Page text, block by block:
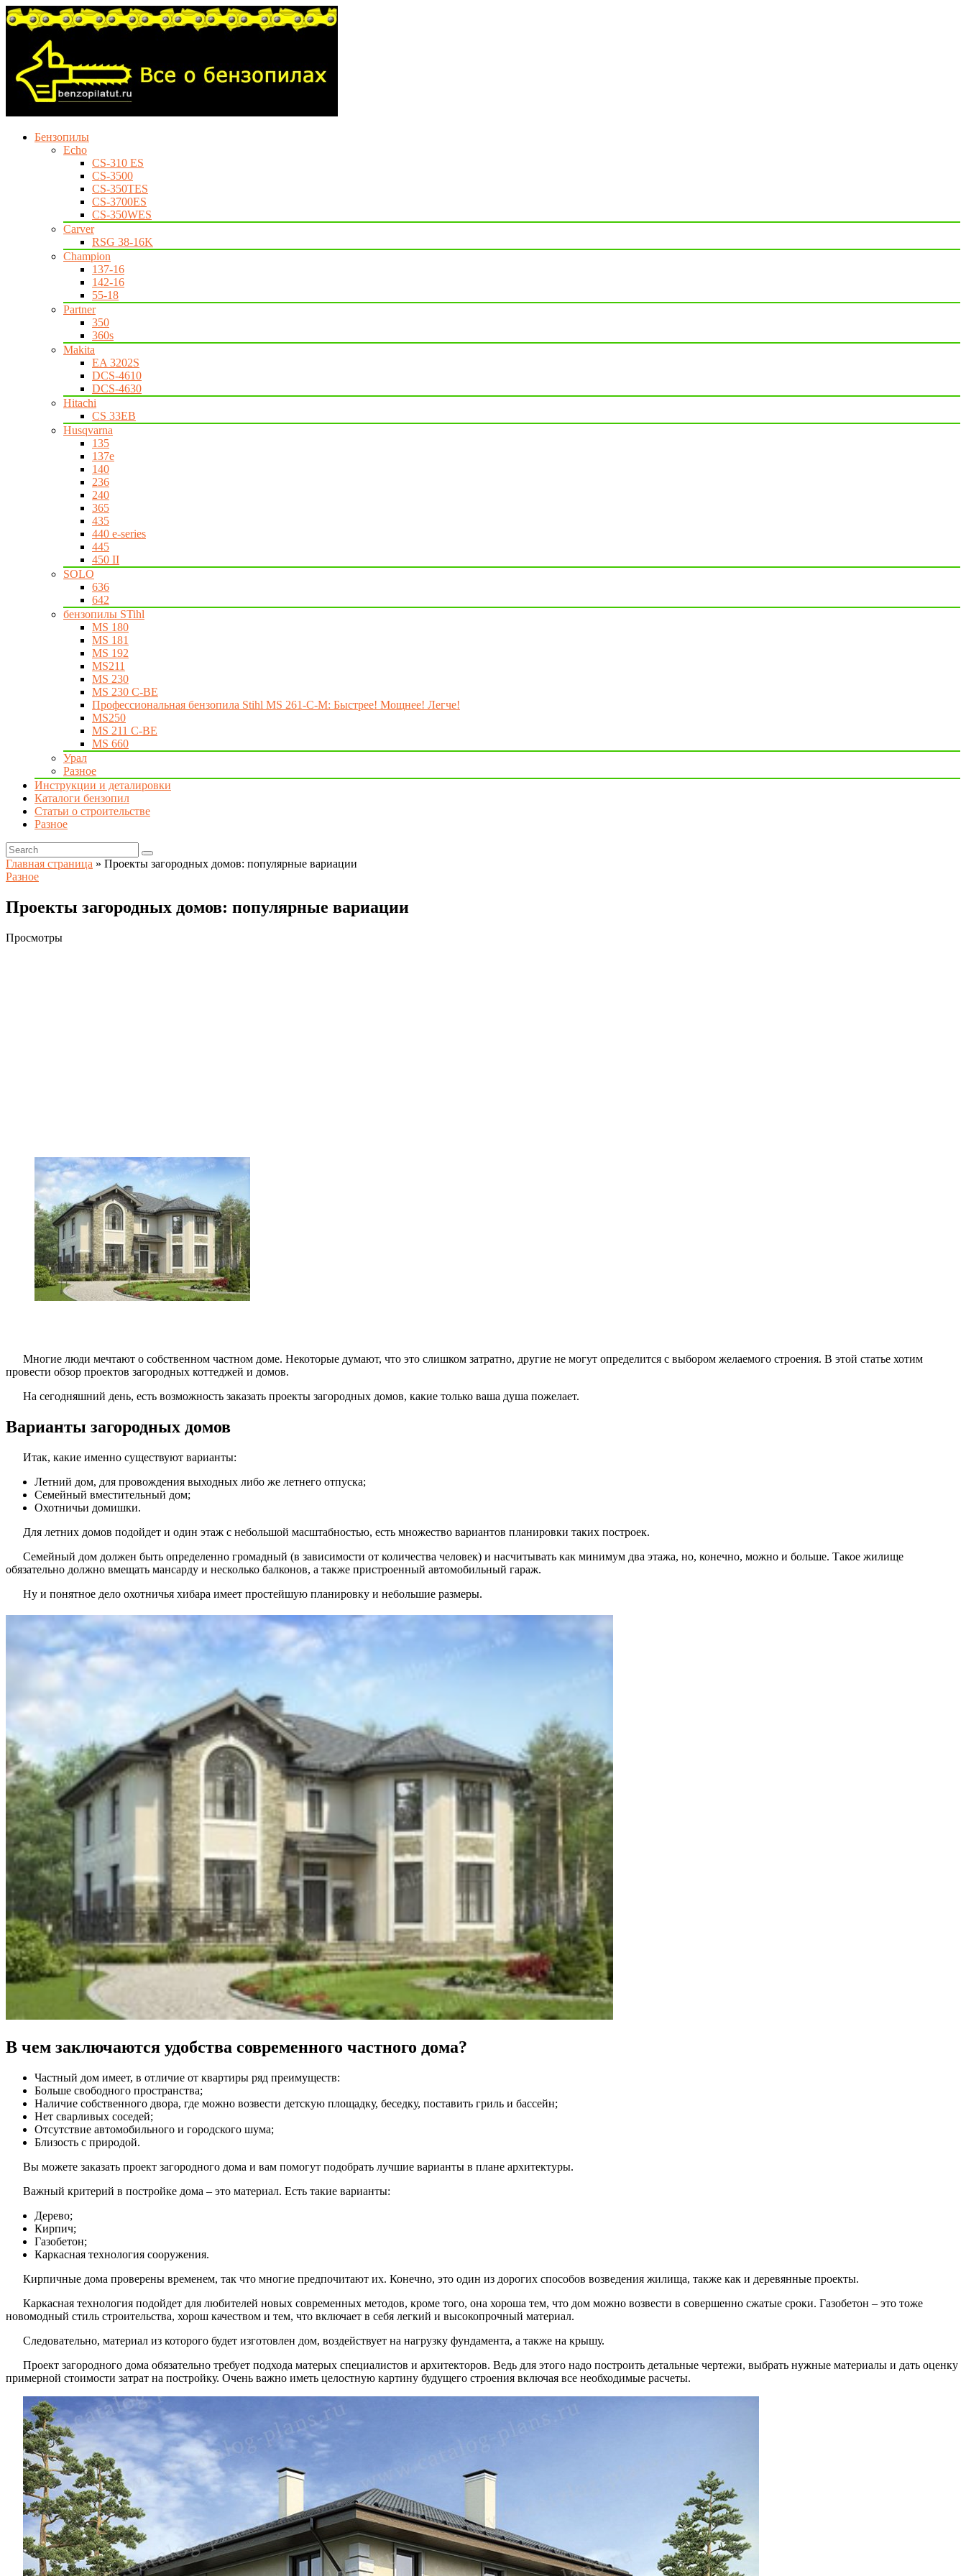
Бензопилы
Echo
CS-310 ES
CS-3500
CS-350TES
CS-3700ES
CS-350WES
Carver
RSG 38-16K
Champion
137-16
142-16
55-18
Partner
350
360s
Makita
EA 3202S
DCS-4610
DCS-4630
Hitachi
CS 33EB
Husqvarna
135
137e
140
236
240
365
435
440 e-series
445
450 II
SOLO
636
642
бензопилы STihl
MS 180
MS 181
MS 192
MS211
MS 230
MS 230 C-BE
Профессиональная бензопила Stihl MS 261-C-M: Быстрее! Мощнее! Легче!
MS250
MS 211 C-BE
MS 660
Урал
Разное
Инструкции и деталировки
Каталоги бензопил
Статьи о строительстве
Разное
Главная страница » Проекты загородных домов: популярные вариации
Разное
Проекты загородных домов: популярные вариации
Просмотры
Многие люди мечтают о собственном частном доме. Некоторые думают, что это слишком затратно, другие не могут определится с выбором желаемого строения. В этой статье хотим
провести обзор проектов загородных коттеджей и домов.
На сегодняшний день, есть возможность заказать проекты загородных домов, какие только ваша душа пожелает.
Варианты загородных домов
Итак, какие именно существуют варианты:
Летний дом, для провождения выходных либо же летнего отпуска;
Семейный вместительный дом;
Охотничьи домишки.
Для летних домов подойдет и один этаж с небольшой масштабностью, есть множество вариантов планировки таких построек.
Семейный дом должен быть определенно громадный (в зависимости от количества человек) и насчитывать как минимум два этажа, но, конечно, можно и больше. Такое жилище
обязательно должно вмещать мансарду и несколько балконов, а также пристроенный автомобильный гараж.
Ну и понятное дело охотничья хибара имеет простейшую планировку и небольшие размеры.
В чем заключаются удобства современного частного дома?
Частный дом имеет, в отличие от квартиры ряд преимуществ:
Больше свободного пространства;
Наличие собственного двора, где можно возвести детскую площадку, беседку, поставить гриль и бассейн;
Нет сварливых соседей;
Отсутствие автомобильного и городского шума;
Близость с природой.
Вы можете заказать проект загородного дома и вам помогут подобрать лучшие варианты в плане архитектуры.
Важный критерий в постройке дома – это материал. Есть такие варианты:
Дерево;
Кирпич;
Газобетон;
Каркасная технология сооружения.
Кирпичные дома проверены временем, так что многие предпочитают их. Конечно, это один из дорогих способов возведения жилища, также как и деревянные проекты.
Каркасная технология подойдет для любителей новых современных методов, кроме того, она хороша тем, что дом можно возвести в совершенно сжатые сроки. Газобетон – это тоже
новомодный стиль строительства, хорош качеством и тем, что включает в себя легкий и высокопрочный материал.
Следовательно, материал из которого будет изготовлен дом, воздействует на нагрузку фундамента, а также на крышу.
Проект загородного дома обязательно требует подхода матерых специалистов и архитекторов. Ведь для этого надо построить детальные чертежи, выбрать нужные материалы и дать оценку
примерной стоимости затрат на постройку. Очень важно иметь целостную картину будущего строения включая все необходимые расчеты.